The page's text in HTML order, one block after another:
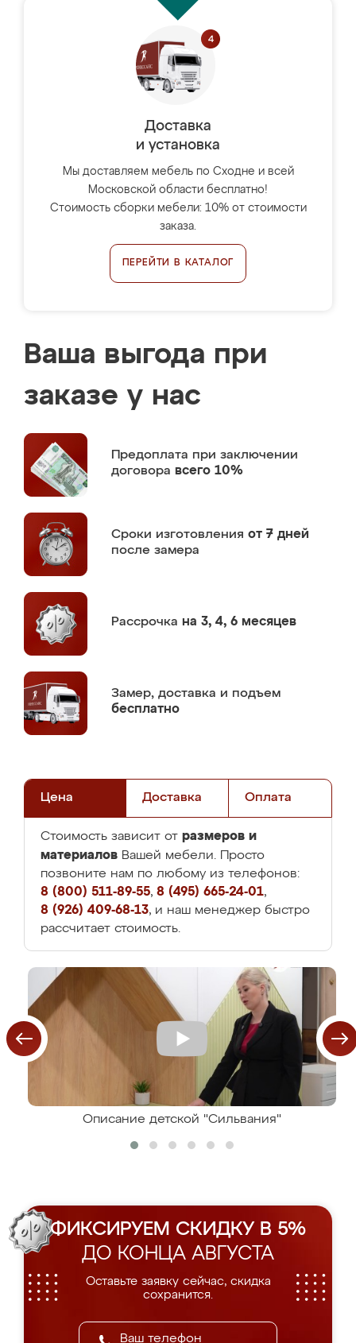
Доставка
и установка
Мы доставляем мебель по Сходне и всей
Московской области бесплатно!
Стоимость сборки мебели: 10% от стоимости
заказа.
ПЕРЕЙТИ В КАТАЛОГ
Ваша выгода при
заказе у нас
Предоплата при заключении
договора всего 10%
Сроки изготовления от 7 дней
после замера
Рассрочка на 3, 4, 6 месяцев
Замер, доставка и подъем
бесплатно
Цена Доставка Оплата
Стоимость зависит от размеров и
материалов Вашей мебели. Просто
позвоните нам по любому из телефонов:
8 (800) 511-89-55, 8 (495) 665-24-01,
8 (926) 409-68-13, и наш менеджер быстро
рассчитает стоимость.
Описание детской "Сильвания"
ФИКСИРУЕМ СКИДКУ В 5%
ДО КОНЦА АВГУСТА
Оставьте заявку сейчас, скидка
сохранится.